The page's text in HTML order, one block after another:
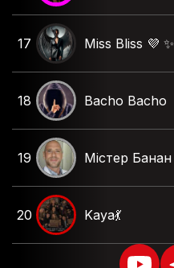
17 Miss Bliss 💜 ✨️
18 Bacho Bacho
19 Містер Банан
20 Kaya💃